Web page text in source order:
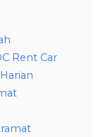
Rent Car